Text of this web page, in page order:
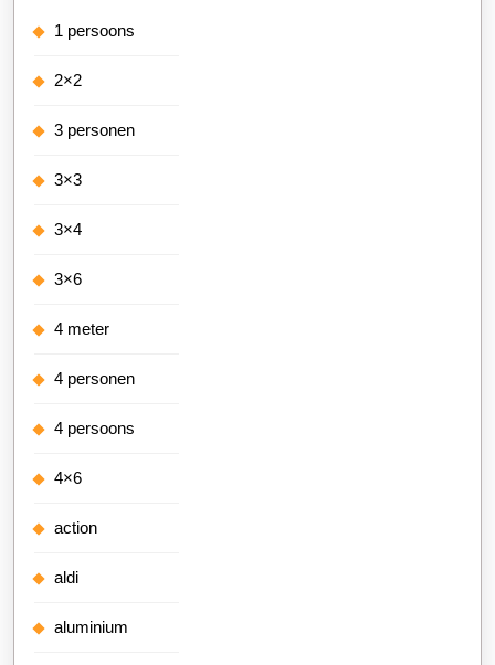
1 persoons
2×2
3 personen
3×3
3×4
3×6
4 meter
4 personen
4 persoons
4×6
action
aldi
aluminium